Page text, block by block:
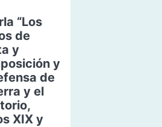
“Los
de
y
y
de
y el
XIX y